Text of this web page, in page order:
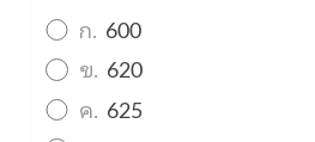
ก. 600
ข. 620
ค. 625